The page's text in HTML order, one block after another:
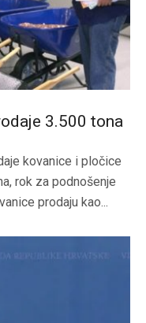
3.500 tona
kovanice i pločice
rok za podnošenje
prodaju kao...